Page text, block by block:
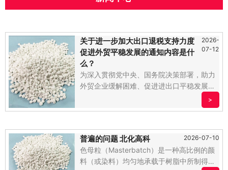
关于进一步加大出口退税支持力度
促进外贸平稳发展的通知内容是什
么？
2026-
07-12
为深入贯彻党中央、国务院决策部署，助力
外贸企业缓解困难、促进进出口平稳发展，
>
普遍的问题 北化高科 2026-07-10
色母粒（Masterbatch）是一种高比例的颜
料（或染料）均匀地承载于树脂中所制得的